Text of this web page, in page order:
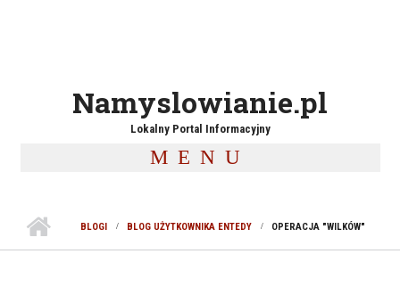
Namyslowianie.pl
Lokalny Portal Informacyjny
MENU
BLOGI BLOG UŻYTKOWNIKA ENTEDY OPERACJA "WILKÓW"